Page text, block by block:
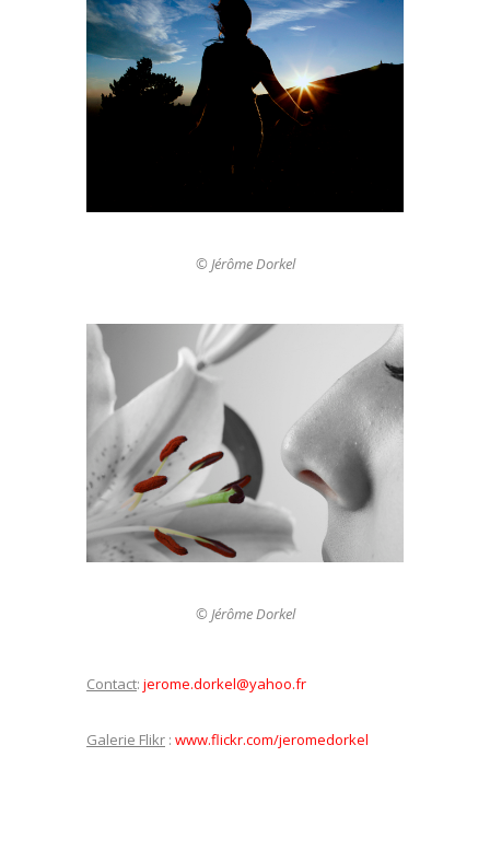
© Jérôme Dorkel
© Jérôme Dorkel
Contact: jerome.dorkel@yahoo.fr
Galerie Flikr : www.flickr.com/jeromedorkel